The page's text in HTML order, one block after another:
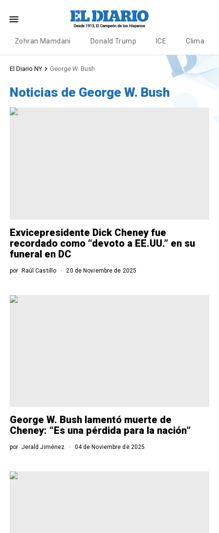
Zohran Mamdani Donald Trump ICE Clima
El Diario NY George W. Bush
Noticias de George W. Bush
Exvicepresidente Dick Cheney fue
recordado como “devoto a EE.UU.” en su
funeral en DC
por Raúl Castillo 20 de Noviembre de 2025
George W. Bush lamentó muerte de
Cheney: “Es una pérdida para la nación”
por Jerald Jiménez 04 de Noviembre de 2025